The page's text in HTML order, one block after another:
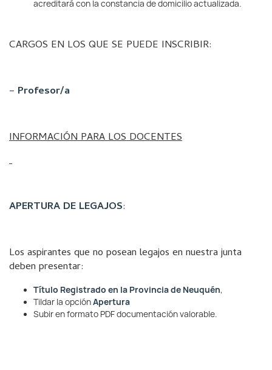
acreditará con la constancia de domicilio actualizada.
CARGOS EN LOS QUE SE PUEDE INSCRIBIR:
– Profesor/a
INFORMACIÓN PARA LOS DOCENTES
APERTURA DE LEGAJOS:
Los aspirantes que no posean legajos en nuestra junta
deben presentar:
Título Registrado en la Provincia de Neuquén,
Tildar la opciónApertura
Subir en formato PDF documentación valorable.